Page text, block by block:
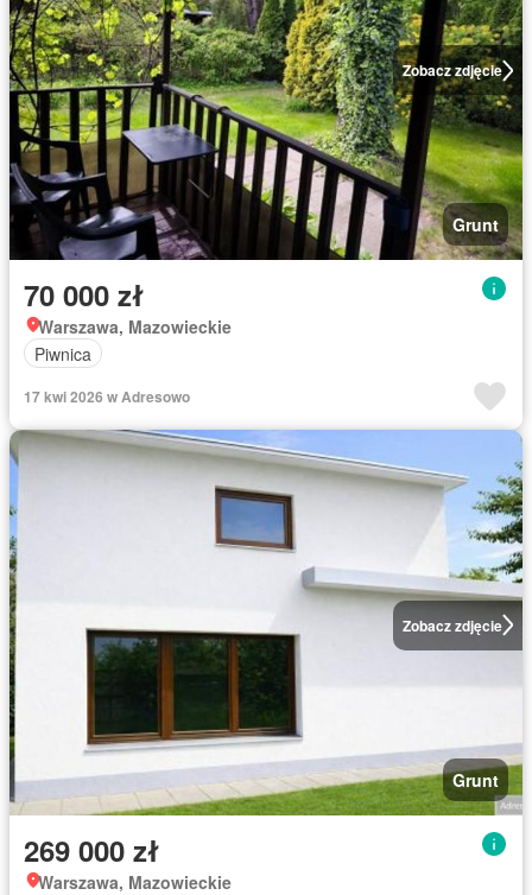
Zobacz zdjęcie
Grunt
70 000 zł
Warszawa, Mazowieckie
Piwnica
17 kwi 2026 w Adresowo
Zobacz zdjęcie
Grunt
269 000 zł
Warszawa, Mazowieckie